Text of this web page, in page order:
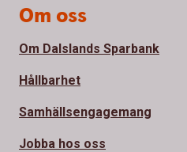
Om oss
Om Dalslands Sparbank
Hållbarhet
Samhällsengagemang
Jobba hos oss